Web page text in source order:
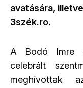
avatására,
3szék.ro.
A Bodó Imre
celebrált
meghívottak